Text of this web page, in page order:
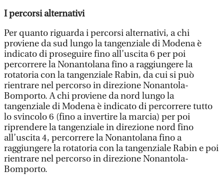
I percorsi alternativi
Per quanto riguarda i percorsi alternativi, a chi
proviene da sud lungo la tangenziale di Modena è
indicato di proseguire fino all’uscita 6 per poi
percorrere la Nonantolana fino a raggiungere la
rotatoria con la tangenziale Rabin, da cui si può
rientrare nel percorso in direzione Nonantola-
Bomporto. A chi proviene da nord lungo la
tangenziale di Modena è indicato di percorrere tutto
lo svincolo 6 (fino a invertire la marcia) per poi
riprendere la tangenziale in direzione nord fino
all’uscita 4, percorrere la Nonantolana fino a
raggiungere la rotatoria con la tangenziale Rabin e poi
rientrare nel percorso in direzione Nonantola-
Bomporto.